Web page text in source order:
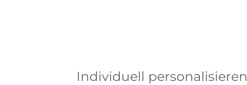
Individuell personalisieren